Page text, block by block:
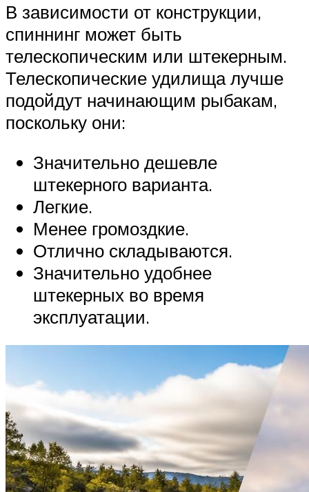
В зависимости от конструкции,
спиннинг может быть
телескопическим или штекерным.
Телескопические удилища лучше
подойдут начинающим рыбакам,
поскольку они:
Значительно дешевле
штекерного варианта.
Легкие.
Менее громоздкие.
Отлично складываются.
Значительно удобнее
штекерных во время
эксплуатации.